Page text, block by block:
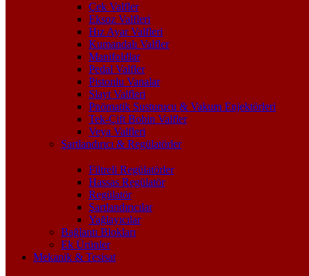
Çek Valfler
Eksoz Valfleri
Hız Ayar Valfleri
Kumandalı Valfler
Manifoldlar
Pedal Valfler
Pistonlu Vanalar
Slayt Valfleri
Pnömatik Susturucu & Vakum Enjektörleri
Tek-Çift Bobin Valfler
Veya Valfleri
Şartlandırıcı & Regülatörler
Filtreli Regülatörler
Hassas Regülatör
Regülatör
Şartlandırıcılar
Yağlayıcılar
Bağlantı Blokları
Ek Ürünler
Mekanik & Tesisat